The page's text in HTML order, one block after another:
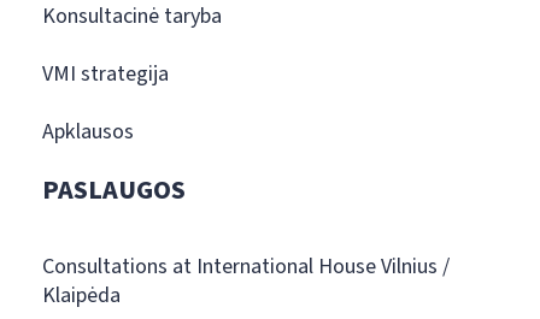
Konsultacinė taryba
VMI strategija
Apklausos
PASLAUGOS
Consultations at International House Vilnius /
Klaipėda